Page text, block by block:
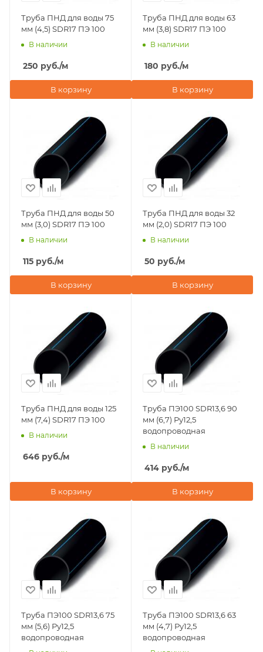
Труба ПНД для воды 75
мм (4,5) SDR17 ПЭ 100
В наличии
250 руб./м
В корзину
Труба ПНД для воды 63
мм (3,8) SDR17 ПЭ 100
В наличии
180 руб./м
В корзину
Труба ПНД для воды 50
мм (3,0) SDR17 ПЭ 100
В наличии
115 руб./м
В корзину
Труба ПНД для воды 32
мм (2,0) SDR17 ПЭ 100
В наличии
50 руб./м
В корзину
Труба ПНД для воды 125
мм (7,4) SDR17 ПЭ 100
В наличии
646 руб./м
В корзину
Труба ПЭ100 SDR13,6 90
мм (6,7) Ру12,5
водопроводная
В наличии
414 руб./м
В корзину
Труба ПЭ100 SDR13,6 75
мм (5,6) Ру12,5
водопроводная
Труба ПЭ100 SDR13,6 63
мм (4,7) Ру12,5
водопроводная